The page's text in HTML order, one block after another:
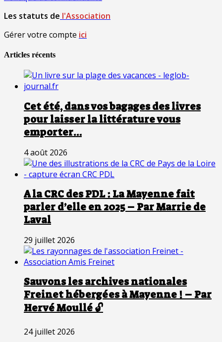
Les statuts de l'Association
Gérer votre compte ici
Articles récents
Cet été, dans vos bagages des livres
pour laisser la littérature vous
emporter…
4 août 2026
A la CRC des PDL : La Mayenne fait
parler d’elle en 2025 – Par Marrie de
Laval
29 juillet 2026
Sauvons les archives nationales
Freinet hébergées à Mayenne ! – Par
Hervé Moullé 🔓
24 juillet 2026